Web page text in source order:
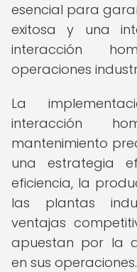
esencial para
exitosa y una
interacción
operaciones
La
interacción
mantenimiento
una estrategia
eficiencia, la
las plantas
ventajas
apuestan por la
en sus operaciones.